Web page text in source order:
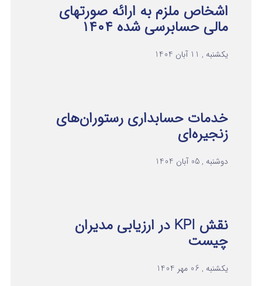
اشخاص ملزم به ارائه صورتهای
مالی حسابرسی شده ۱۴۰۴
یکشنبه , 11 آبان 1404
خدمات حسابداری رستوران‌های
زنجیره‌ای
دوشنبه , 05 آبان 1404
نقش KPI در ارزیابی مدیران
چیست
یکشنبه , 06 مهر 1404